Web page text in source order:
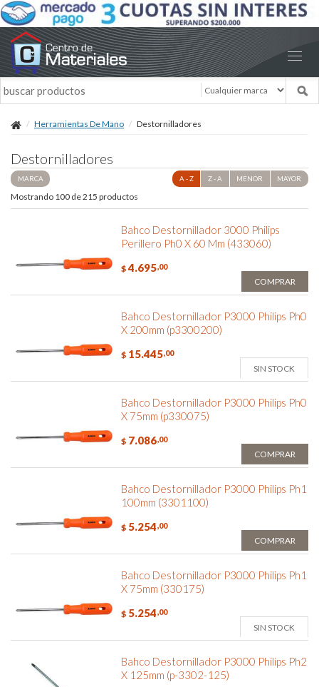
Herramientas De Mano Destornilladores
Destornilladores
MARCA A - Z Z - A MENOR MAYOR
Mostrando 100 de 215 productos
Bahco Destornillador 3000 Philips
Perillero Ph0 X 60 Mm (433060)
$ 4.695,00
COMPRAR
Bahco Destornillador P3000 Philips Ph0
X 200mm (p3300200)
$ 15.445,00
SIN STOCK
Bahco Destornillador P3000 Philips Ph0
X 75mm (p330075)
$ 7.086,00
COMPRAR
Bahco Destornillador P3000 Philips Ph1
100mm (3301100)
$ 5.254,00
COMPRAR
Bahco Destornillador P3000 Philips Ph1
X 75mm (330175)
$ 5.254,00
SIN STOCK
Bahco Destornillador P3000 Philips Ph2
X 125mm (p-3302-125)